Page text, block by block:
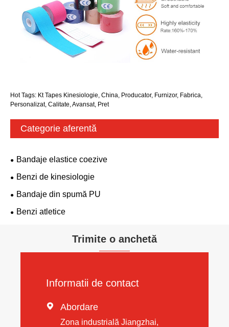
Hot Tags: Kt Tapes Kinesiologie, China, Producator, Furnizor, Fabrica,
Personalizat, Calitate, Avansat, Pret
Categorie aferentă
Bandaje elastice coezive
Benzi de kinesiologie
Bandaje din spumă PU
Benzi atletice
Trimite o anchetă
Informatii de contact
 Abordare
Zona industrială Jiangzhai,